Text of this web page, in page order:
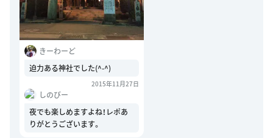
きーわーど
迫力ある神社でした(^-^)
2015年11月27日
しのびー
夜でも楽しめますよね！レポあ
りがとうございます。